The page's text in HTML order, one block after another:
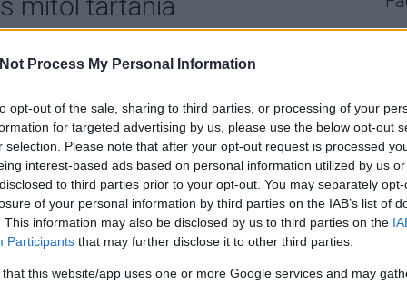
Process My Personal Information
opt-out of the sale, sharing to third parties, or processing of your
for targeted advertising by us, please use the below opt-out
selection. Please note that after your opt-out request is processed
interest-based ads based on personal information utilized by us
to third parties prior to your opt-out. You may separately
of your personal information by third parties on the IAB’s list of
This information may also be disclosed by us to third parties on the
Participants that may further disclose it to other third parties.
that this website/app uses one or more Google services and may
Nincs ezzel semmi baj, legfeljebb azt a kérdést lehet
valóban szüksége van-e újabb forrásokra, hiszen
hülyítik az embereket. Most Márki-Zay
TOVÁBB
A